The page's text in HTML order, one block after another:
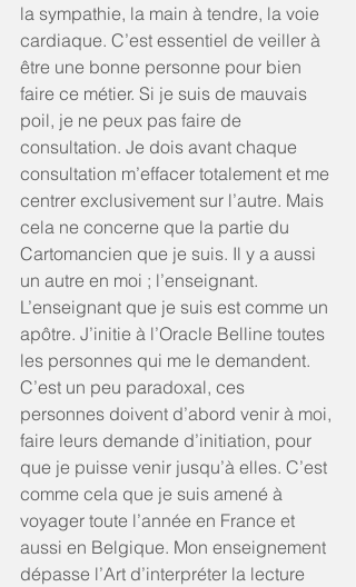
la sympathie, la main à tendre, la voie
cardiaque. C’est essentiel de veiller à
être une bonne personne pour bien
faire ce métier. Si je suis de mauvais
poil, je ne peux pas faire de
consultation. Je dois avant chaque
consultation m’effacer totalement et me
centrer exclusivement sur l’autre. Mais
cela ne concerne que la partie du
Cartomancien que je suis. Il y a aussi
un autre en moi ; l’enseignant.
L’enseignant que je suis est comme un
apôtre. J’initie à l’Oracle Belline toutes
les personnes qui me le demandent.
C’est un peu paradoxal, ces
personnes doivent d’abord venir à moi,
faire leurs demande d’initiation, pour
que je puisse venir jusqu’à elles. C’est
comme cela que je suis amené à
voyager toute l’année en France et
aussi en Belgique. Mon enseignement
dépasse l’Art d’interpréter la lecture